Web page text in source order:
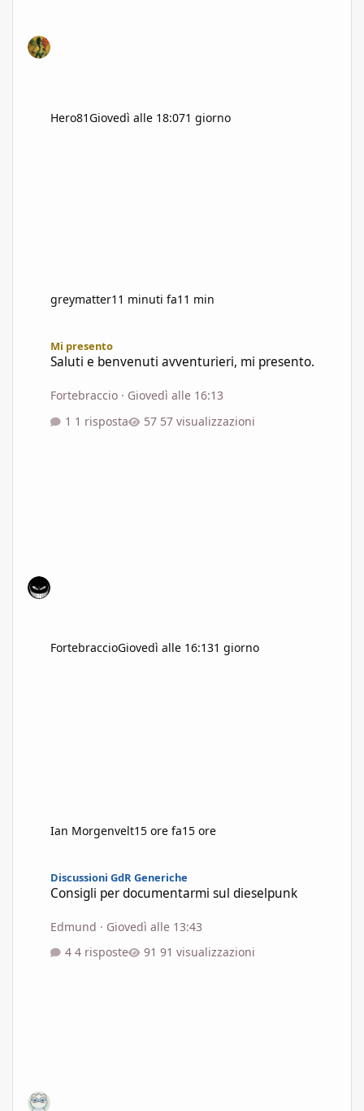
Hero81 Giovedì alle 18:071 giorno
greymatter11 minuti fa11 min
Mi presento
Saluti e benvenuti avventurieri, mi presento.
Fortebraccio · Giovedì alle 16:13
1 risposta
57 visualizzazioni
FortebraccioGiovedì alle 16:131 giorno
Ian Morgenvelt15 ore fa15 ore
Discussioni GdR Generiche
Consigli per documentarmi sul dieselpunk
Edmund · Giovedì alle 13:43
4 risposte
91 visualizzazioni